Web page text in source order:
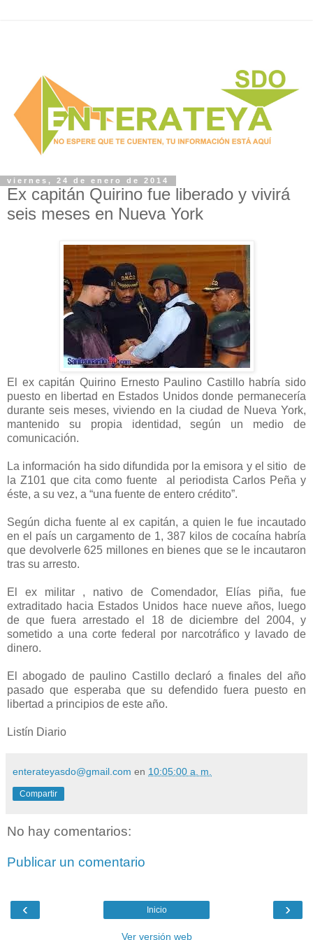
viernes, 24 de enero de 2014
Ex capitán Quirino fue liberado y vivirá
seis meses en Nueva York
El ex capitán Quirino Ernesto Paulino Castillo habría sido
puesto en libertad en Estados Unidos donde permanecería
durante seis meses, viviendo en la ciudad de Nueva York,
mantenido su propia identidad, según un medio de
comunicación.
La información ha sido difundida por la emisora y el sitio de
la Z101 que cita como fuente al periodista Carlos Peña y
éste, a su vez, a “una fuente de entero crédito”.
Según dicha fuente al ex capitán, a quien le fue incautado
en el país un cargamento de 1, 387 kilos de cocaína habría
que devolverle 625 millones en bienes que se le incautaron
tras su arresto.
El ex militar , nativo de Comendador, Elías piña, fue
extraditado hacia Estados Unidos hace nueve años, luego
de que fuera arrestado el 18 de diciembre del 2004, y
sometido a una corte federal por narcotráfico y lavado de
dinero.
El abogado de paulino Castillo declaró a finales del año
pasado que esperaba que su defendido fuera puesto en
libertad a principios de este año.
Listín Diario
enterateyasdo@gmail.com en 10:05:00 a. m.
Compartir
No hay comentarios:
Publicar un comentario
‹ ›
Inicio
Ver versión web